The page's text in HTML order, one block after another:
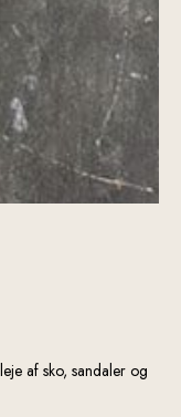
af sko, sandaler og
Den